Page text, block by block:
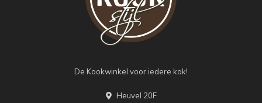
De Kookwinkel voor iedere kok!
Heuvel 20F